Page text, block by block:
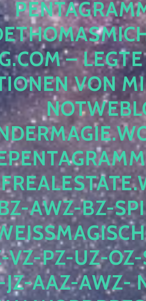
– LEGTE
VON
AWZ-BZ-
PZ-UZ-OZ-
AAZ-AWZ-